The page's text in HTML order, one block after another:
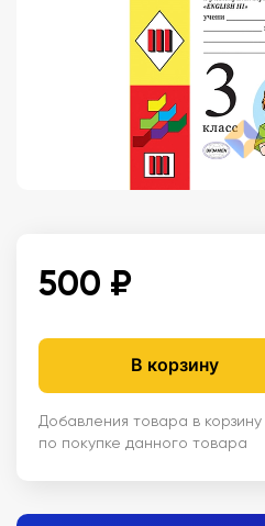
500 ₽
В корзину
Добавления товара в
по покупке данного товара